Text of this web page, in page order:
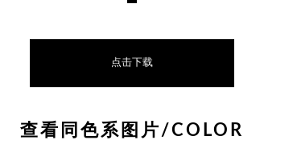
点击下载
查看同色系图片/COLOR